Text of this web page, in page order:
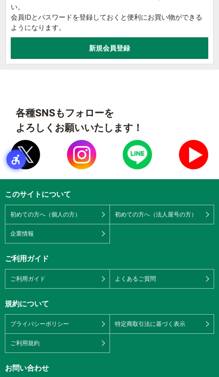
い。
会員IDとパスワードを登録しておくと便利にお買い物ができる
ようになります。
各種SNSもフォローを
よろしくお願いいたします！
このサイトについて
初めての方へ（個人の方） 初めての方へ（法人屋号の方）
企業情報
ご利用ガイド
ご利用ガイド よくあるご質問
規約について
プライバシーポリシー 特定商取引法に基づく表示
ご利用規約
お問い合わせ